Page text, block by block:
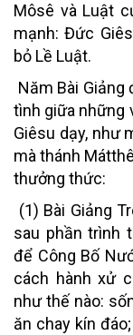
Môsê và Luật
mạnh: Đức
bỏ Lề Luật.
Năm Bài
tình giữa những
Giêsu dạy, như
mà thánh
thưởng thức:
(1) Bài Giảng
sau phần trình
để Công Bố
cách hành xử
như thế nào:
ăn chay kín